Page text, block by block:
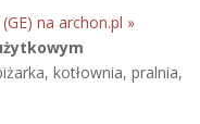
na archon.pl »
kotłownia, pralnia,